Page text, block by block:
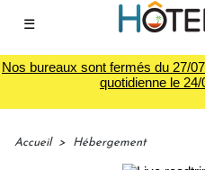
☰
Nos bureaux sont fermés du 27/
quotidienne le
Accueil > Hébergement